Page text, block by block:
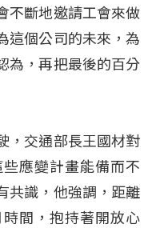
不斷地邀請工會來做
這個公司的未來，為
為，再把最後的百分
，交通部長王國材對
應變計畫能備而不
共識，他強調，距離
間，抱持著開放心